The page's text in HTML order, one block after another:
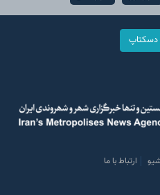
ارتباط با ما